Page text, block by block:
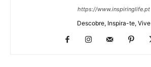
https://www.inspiringlife.pt
Descobre, Inspira-te, Vive